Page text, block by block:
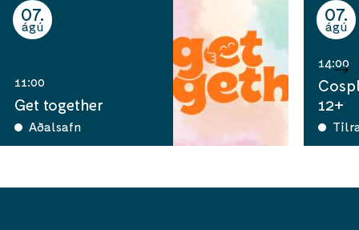
07
ágú
11:00
Get together
Aðalsafn
07
ágú
14:00
12+